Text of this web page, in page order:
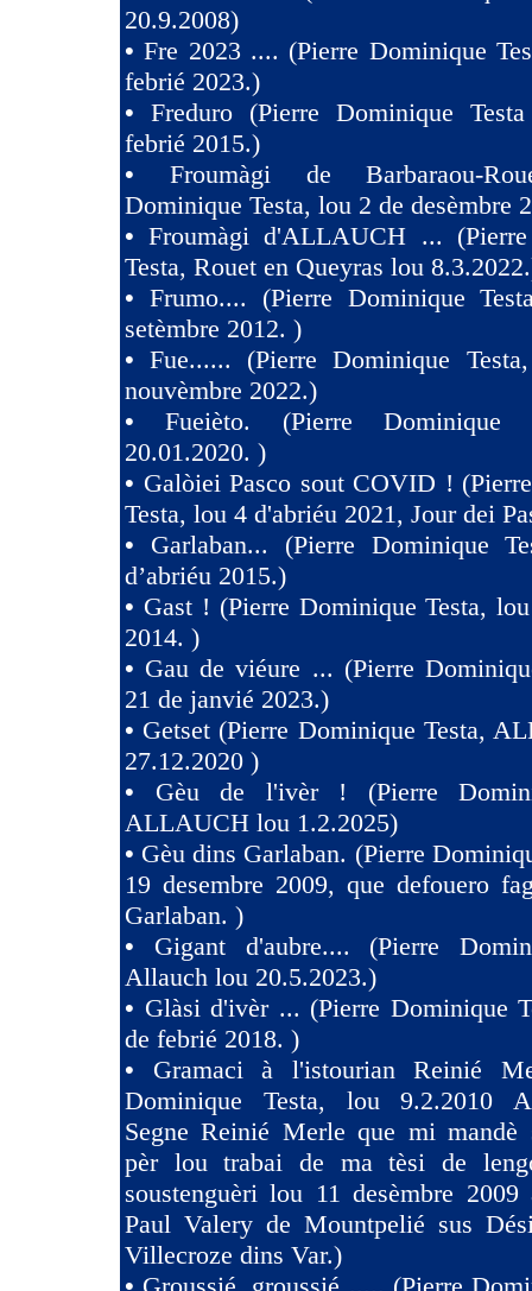
20.9.2008)
•Fre 2023 .... (Pierre Dominique
febrié 2023.)
• Freduro (Pierre Dominique
febrié 2015.)
• Froumàgi de Barbaraou-
Dominique Testa, lou 2 de desèmbre
•Froumàgi d'ALLAUCH ...
Testa, Rouet en Queyras lou
• Frumo.... (Pierre Dominique
setèmbre 2012. )
•Fue...... (Pierre Dominique
nouvèmbre 2022.)
•Fueièto. (Pierre Dominique
20.01.2020. )
• Galòiei Pasco sout COVID !
Testa, lou 4 d'abriéu 2021, Jour dei
• Garlaban... (Pierre Dominique
d’abriéu 2015.)
• Gast ! (Pierre Dominique Testa,
2014. )
• Gau de viéure ... (Pierre
21 de janvié 2023.)
• Getset (Pierre Dominique Testa,
27.12.2020 )
• Gèu de l'ivèr ! (Pierre
ALLAUCH lou 1.2.2025)
• Gèu dins Garlaban. (Pierre
19 desembre 2009, que defouero
Garlaban. )
• Gigant d'aubre.... (Pierre
Allauch lou 20.5.2023.)
• Glàsi d'ivèr ... (Pierre Dominique
de febrié 2018. )
• Gramaci à l'istourian Reinié
Dominique Testa, lou 9.2.2010
Segne Reinié Merle que mi mandè
pèr lou trabai de ma tèsi de
soustenguèri lou 11 desèmbre
Paul Valery de Mountpelié sus
Villecroze dins Var.)